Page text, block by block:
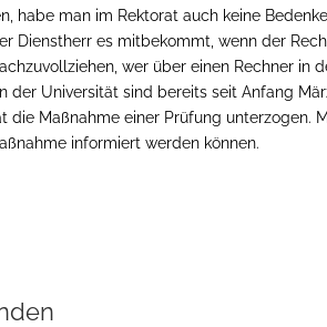
habe man im Rektorat auch keine
Dienstherr es mitbekommt, wenn der
wer über einen Rechner in
der Universität sind bereits seit Anfang
die Maßnahme einer Prüfung unterzogen.
informiert werden können.